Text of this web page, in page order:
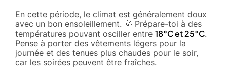
En cette période, le climat est généralement doux
avec un bon ensoleillement. 🌞 Prépare-toi à des
températures pouvant osciller entre 18°C et 25°C.
Pense à porter des vêtements légers pour la
journée et des tenues plus chaudes pour le soir,
car les soirées peuvent être fraîches.